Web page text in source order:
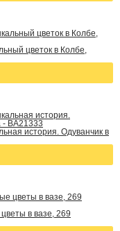
цветок в Колбе,
история. Одуванчик в
в вазе, 269